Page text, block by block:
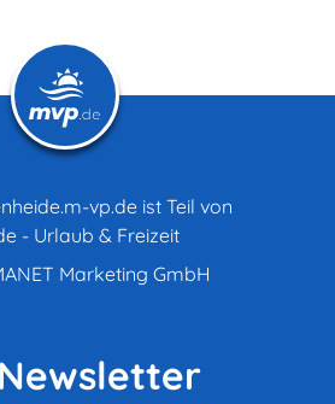
vp.de ist Teil von
- Urlaub & Freizeit
Marketing GmbH
Newsletter